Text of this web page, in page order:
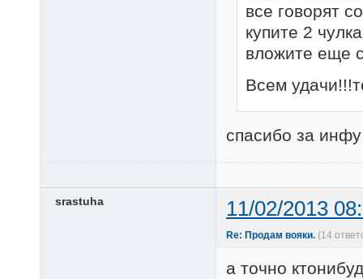
все говорят
купите 2
вложите еще
Всем
спасибо за
srastuha 11/02/2013
Re: Продам вояки. (14
а точно